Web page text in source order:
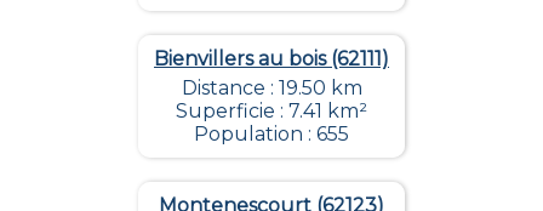
Bienvillers au bois (62111)
Distance : 19.50 km
Superficie : 7.41 km²
Population : 655
Montenescourt (62123)